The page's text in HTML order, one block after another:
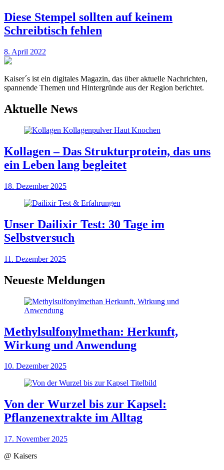
Diese Stempel sollten auf keinem
Schreibtisch fehlen
8. April 2022
Kaiser´s ist ein digitales Magazin, das über aktuelle Nachrichten,
spannende Themen und Hintergründe aus der Region berichtet.
Aktuelle News
Kollagen – Das Strukturprotein, das uns
ein Leben lang begleitet
18. Dezember 2025
Unser Dailixir Test: 30 Tage im
Selbstversuch
11. Dezember 2025
Neueste Meldungen
Methylsulfonylmethan: Herkunft,
Wirkung und Anwendung
10. Dezember 2025
Von der Wurzel bis zur Kapsel:
Pflanzenextrakte im Alltag
17. November 2025
@ Kaisers